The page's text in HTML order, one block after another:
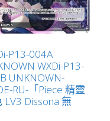
P13-004A
WXDi-P13-
UNKNOWN-
RU-「Piece 精靈
LV3 Dissona 無